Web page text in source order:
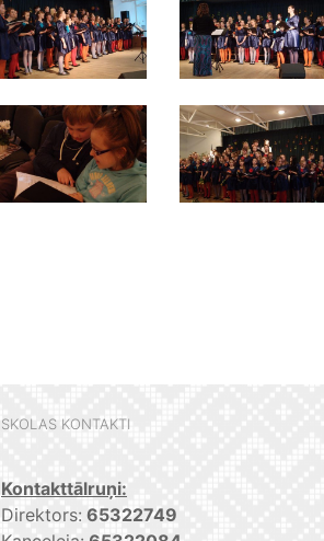
SKOLAS KONTAKTI
Kontakttālruņi:
Direktors: 65322749